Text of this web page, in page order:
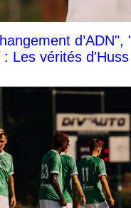
d’ADN",
: Les vérités